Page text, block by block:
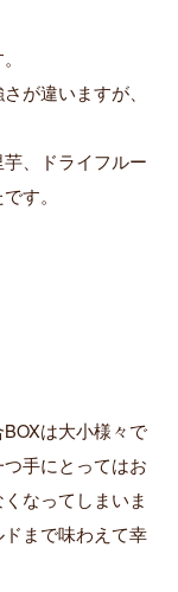
が違いますが、
、ドライフルー
す。
は大小様々で
手にとってはお
なってしまいま
まで味わえて幸